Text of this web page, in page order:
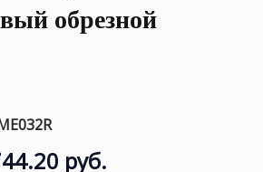
обрезной
руб.